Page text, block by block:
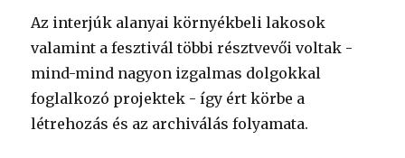
Az interjúk alanyai környékbeli lakosok
valamint a fesztivál többi résztvevői voltak -
mind-mind nagyon izgalmas dolgokkal
foglalkozó projektek - így ért körbe a
létrehozás és az archiválás folyamata.